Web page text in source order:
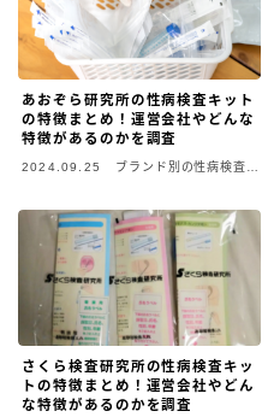
あおぞら研究所の性病検査キット
の特徴まとめ！運営会社やどんな
特徴があるのかを調査
2024.09.25
ブランド別の性病検査キ
さくら検査研究所の性病検査キッ
トの特徴まとめ！運営会社やどん
な特徴があるのかを調査